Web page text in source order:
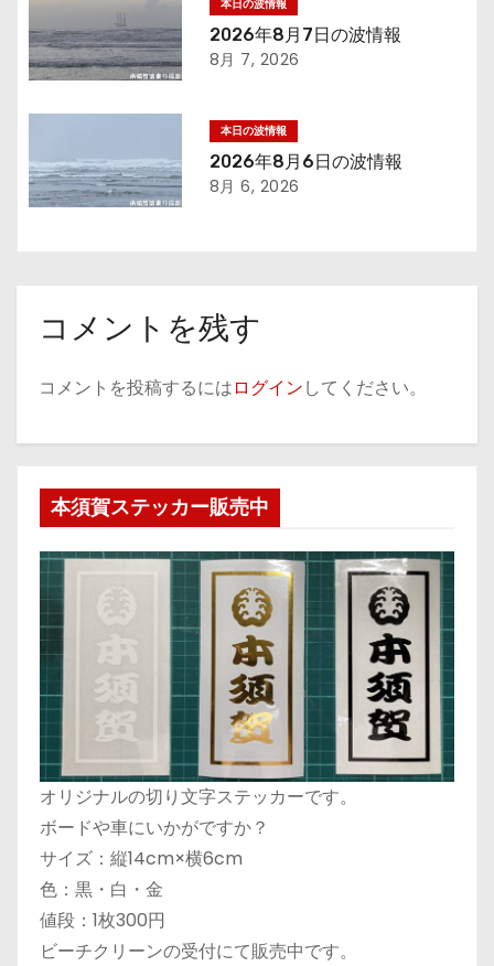
ョ
ン
本日の波情報
2026年8月7日の波情報
8月 7, 2026
本日の波情報
2026年8月6日の波情報
8月 6, 2026
コメントを残す
コメントを投稿するにはログインしてください。
本須賀ステッカー販売中
オリジナルの切り文字ステッカーです。
ボードや車にいかがですか？
サイズ：縦14cm×横6cm
色：黒・白・金
値段：1枚300円
ビーチクリーンの受付にて販売中です。